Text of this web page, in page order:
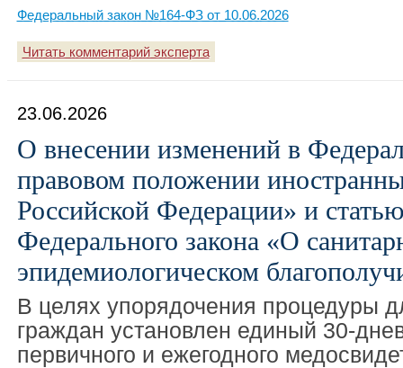
Федеральный закон №164-ФЗ от 10.06.2026
Читать комментарий эксперта
23.06.2026
О внесении изменений в
правовом положении
Российской Федерации» и
Федерального закона «О
эпидемиологическом
В целях упорядочения процедуры
граждан установлен единый 30-
первичного и ежегодного